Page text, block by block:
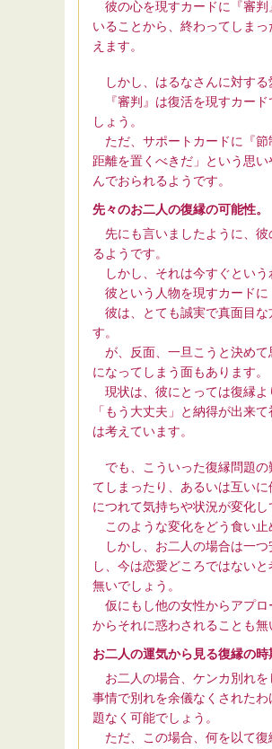
彼の心を現すカードに『審判
いることから、終わってしま
えます。
しかし、はるなさんに対する
『審判』は復活を現すカード
しょう。
ただ、サポートカードに『節
距離を置くべきだ」という思
んでおられるようです。
先々のお二人の復縁の可能性。
先にも言いましたように、
るようです。
しかし、それは今すぐという
彼という人物を現すカードに
彼は、とても誠実で真面目な
す。
が、反面、一旦こうと決めて
になってしまう面もあります。
現状は、彼にとっては復縁よ
「もう大丈夫」と納得が出来
は考えています。
でも、こういった復縁問題の
てしまったり、あるいは互い
につれて気持ちや状況が変化し
このような変化をどう食い止
しかし、お二人の場合は一つ
し、今は恋愛どころではない
無いでしょう。
仮にもし他の女性からアプロ
からそれに惑わされることも無
お二人の運気から見る復縁の時
お二人の場合、ケンカ別れを
事情で別れを余儀なくされた
題なく可能でしょう。
ただ、この場合、何を以て